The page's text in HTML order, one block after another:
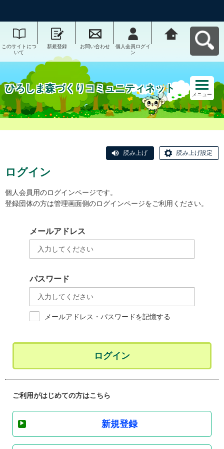
このサイトにつ
いて
新規登録 お問い合わせ
個人会員ログイ
ン
ひろしま森づくりコミュニティネット
メニュー
読み上げ 読み上げ設定
ログイン
個人会員用のログインページです。
登録団体の方は管理画面側のログインページをご利用ください。
メールアドレス
パスワード
メールアドレス・パスワードを記憶する
ログイン
ご利用がはじめての方はこちら
新規登録